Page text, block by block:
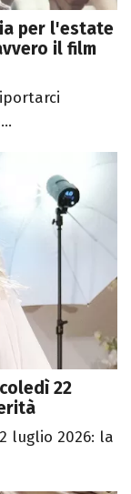
per l'estate
il film
22
luglio 2026: la